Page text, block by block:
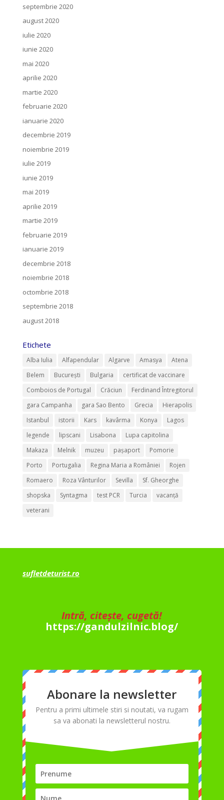
septembrie 2020
august 2020
iulie 2020
iunie 2020
mai 2020
aprilie 2020
martie 2020
februarie 2020
ianuarie 2020
decembrie 2019
noiembrie 2019
iulie 2019
iunie 2019
mai 2019
aprilie 2019
martie 2019
februarie 2019
ianuarie 2019
decembrie 2018
noiembrie 2018
octombrie 2018
septembrie 2018
august 2018
Etichete
Alba Iulia Alfapendular Algarve Amasya
Atena
Belem
București Bulgaria
certificat de vaccinare
Comboios de Portugal
Crăciun
Ferdinand Întregitorul
gara Campanha
gara Sao Bento Grecia
Hierapolis
Istanbul
istorii Kars kavârma Konya
Lagos
legende
lipscani Lisabona
Lupa capitolina
Makaza
Melnik muzeu pașaport
Pomorie
Porto
Portugalia Regina Maria a României
Rojen
Romaero
Roza Vânturilor Sevilla
Sf. Gheorghe
shopska
Syntagma test PCR Turcia
vacanță
veterani
sufletdeturist.ro
Intră, citește, cugetă!
https://gandulzilnic.blog/
Abonare la newsletter
Pentru a primi ultimele stiri si noutati, va rugam
sa va abonati la newsletterul nostru.